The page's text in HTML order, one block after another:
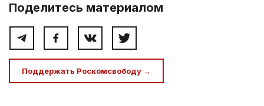
Поделитесь материалом
Поддержать Роскомсвободу →